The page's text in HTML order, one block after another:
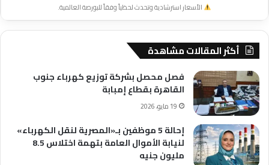
الأسعار استرشادية وتحدث لحظياً وفقاً للبورصة العالمية.
أكثر المقالات مشاهدة
فصل محصل بشركة توزيع كهرباء جنوب
القاهرة بقطاع إمبابة
19 مايو، 2026
إحالة 5 موظفين بـ«المصرية لنقل الكهرباء»
لنيابة الأموال العامة بتهمة اختلاس 8.5
مليون جنيه